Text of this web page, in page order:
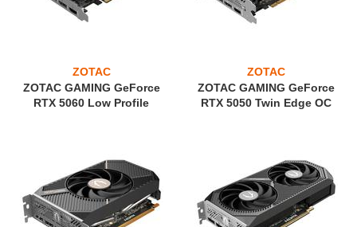
ZOTAC
ZOTAC GAMING GeForce
RTX 5060 Low Profile
ZOTAC
ZOTAC GAMING GeForce
RTX 5050 Twin Edge OC